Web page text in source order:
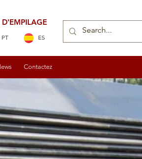
PT ES
Contactez